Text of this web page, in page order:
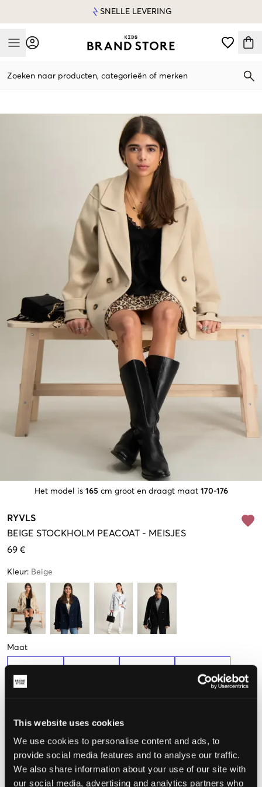
This website uses cookies
We use cookies to personalise content and ads, to
provide social media features and to analyse our traffic.
We also share information about your use of our site with
our social media, advertising and analytics partners who
SNELLE LEVERING
Mobile Menu
Zoeken naar producten, categorieën of merken
Het model is 165 cm groot en draagt maat 170-176
RYVLS
BEIGE STOCKHOLM PEACOAT - MEISJES
69 €
Kleur: Beige
Maat
134-140 cm 170-176 cm
kleinere neemt.
De maat lijkt
Te klein Perfect Te groot